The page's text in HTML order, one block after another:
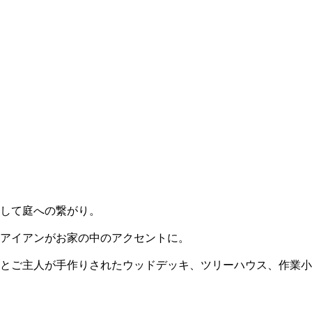
て庭への繋がり。
がお家の中のアクセントに。
が手作りされたウッドデッキ、ツリーハウス、作業小